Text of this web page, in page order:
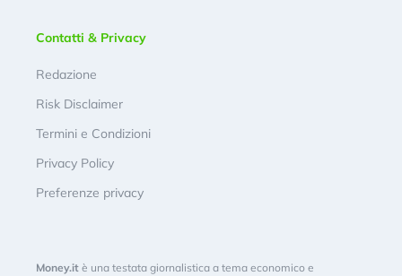
Contatti & Privacy
Redazione
Risk Disclaimer
Termini e Condizioni
Privacy Policy
Preferenze privacy
Money.it è una testata giornalistica a tema economico e